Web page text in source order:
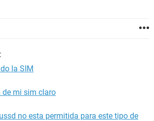
la SIM
de mi sim claro
no esta permitida para este tipo de